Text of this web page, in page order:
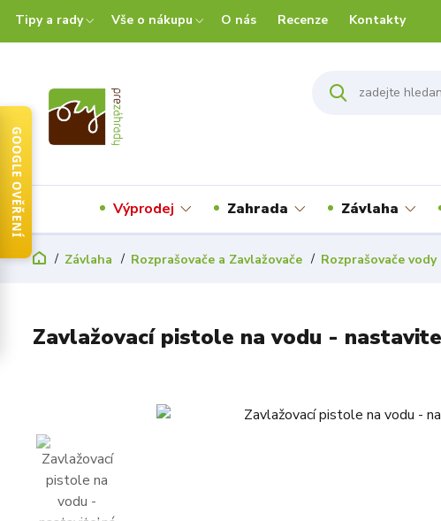
Tipy a rady Vše o nákupu O nás Recenze Kontakty
Výprodej Zahrada Závlaha
Závlaha Rozprašovače a Zavlažovače Rozprašovače
Zavlažovací pistole na vodu -
GOOGLE OVĚŘENÍ